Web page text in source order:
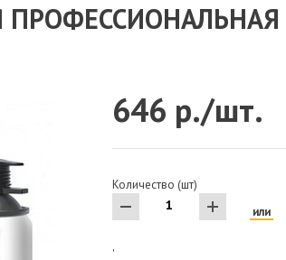
646 р./шт.
Количество (шт)
или
'